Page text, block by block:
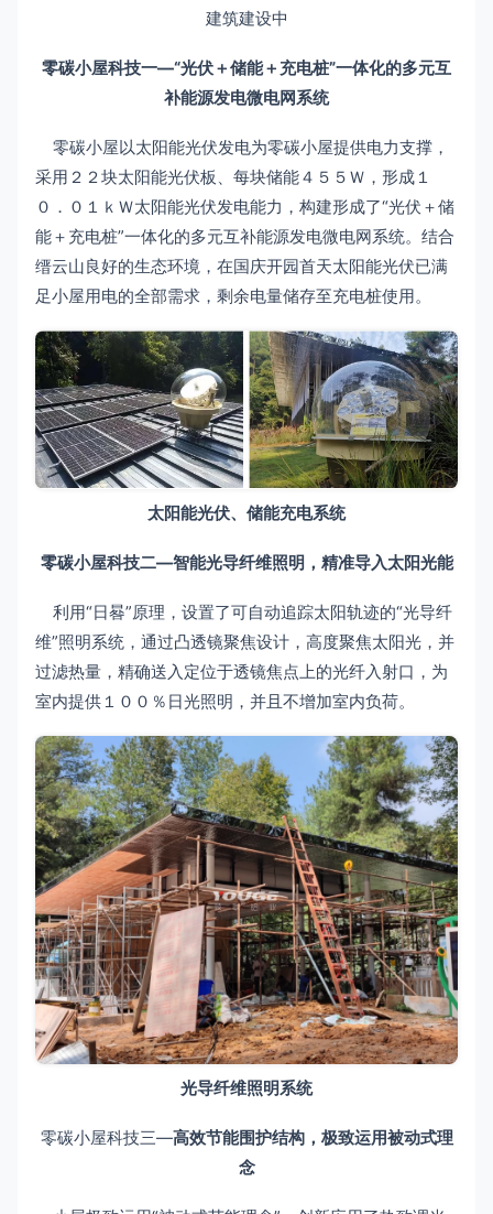
建筑建设中
零碳小屋科技一—“光伏＋储能＋充电桩”一体化的多元互
补能源发电微电网系统
零碳小屋以太阳能光伏发电为零碳小屋提供电力支撑，
采用２２块太阳能光伏板、每块储能４５５Ｗ，形成１
０．０１ｋＷ太阳能光伏发电能力，构建形成了“光伏＋储
能＋充电桩”一体化的多元互补能源发电微电网系统。结合
缙云山良好的生态环境，在国庆开园首天太阳能光伏已满
足小屋用电的全部需求，剩余电量储存至充电桩使用。
太阳能光伏、储能充电系统
零碳小屋科技二—智能光导纤维照明，精准导入太阳光能
利用“日晷”原理，设置了可自动追踪太阳轨迹的“光导纤
维”照明系统，通过凸透镜聚焦设计，高度聚焦太阳光，并
过滤热量，精确送入定位于透镜焦点上的光纤入射口，为
室内提供１００％日光照明，并且不增加室内负荷。
光导纤维照明系统
零碳小屋科技三—高效节能围护结构，极致运用被动式理
念